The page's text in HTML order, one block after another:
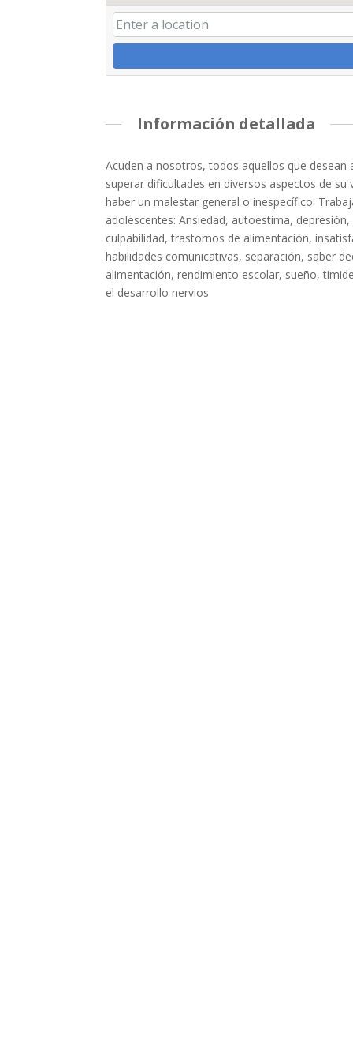
Información detallada
Acuden a nosotros, todos aquellos que
superar dificultades en diversos aspectos de
haber un malestar general o inespecífico.
adolescentes: Ansiedad, autoestima,
culpabilidad, trastornos de alimentación,
habilidades comunicativas, separación, saber
alimentación, rendimiento escolar, sueño,
el desarrollo nervios